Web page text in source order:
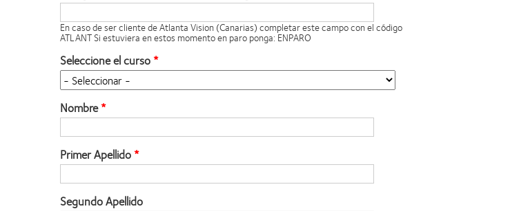
En caso de ser cliente de Atlanta Vision (Canarias) completar este campo con el código
ATLANT Si estuviera en estos momento en paro ponga: ENPARO
Seleccione el curso
Nombre
Primer Apellido
Segundo Apellido